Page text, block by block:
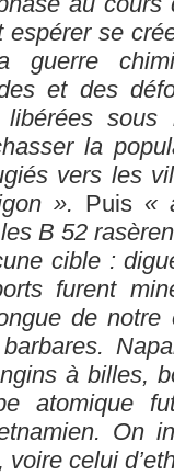
se
guerre
et des
la
vers les
». Puis «
B 52
cible :
furent
de notre
à billes,
atomique
On
celui